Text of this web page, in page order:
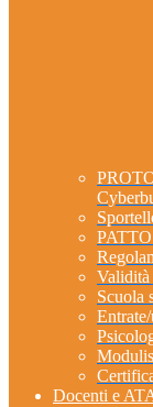
Validità
Scuola
Docenti e